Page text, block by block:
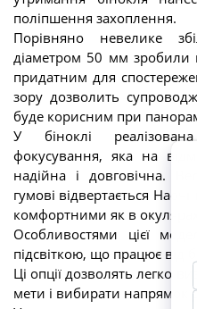
поліпшення захоплення.
Порівняно невелике
діаметром 50 мм зробили
придатним для
зору дозволить
буде корисним при
У біноклі
фокусування, яка на
надійна і довговічна.
гумові відвертається
комфортними як в
Особливостями цієї
підсвіткою, що працює від
Ці опції дозволять легко
мети і вибирати напрямок